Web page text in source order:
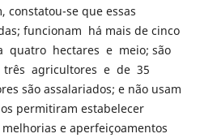
constatou-se que essas
funcionam há mais de cinco
quatro hectares e meio; são
agricultores e de 35
são assalariados; e não usam
permitiram estabelecer
e aperfeiçoamentos